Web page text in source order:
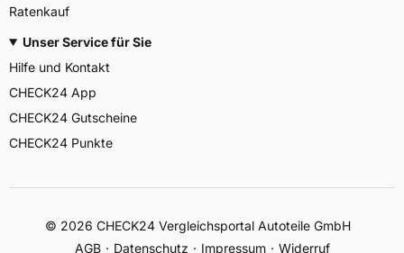
Ratenkauf
Unser Service für Sie
Hilfe und Kontakt
CHECK24 App
CHECK24 Gutscheine
CHECK24 Punkte
© 2026 CHECK24 Vergleichsportal Autoteile GmbH
AGB
Datenschutz Impressum Widerruf